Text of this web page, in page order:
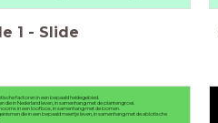
1 - Slide
factoren in een bepaald heidegebied.
die in Nederland leven, in samenhang met de plantengroei.
in een loofbos, in samenhang met de bomen.
die in een bepaald meertje leven, in samenhang met de abiotische